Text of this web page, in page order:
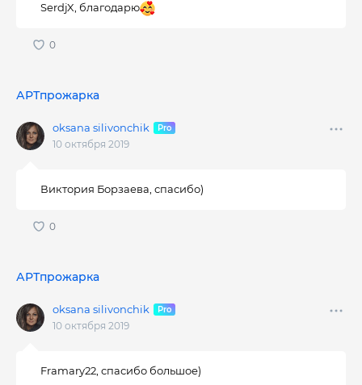
SerdjX, благодарю
АРТпрожарка
oksana silivonchik
10 октября 2019
Виктория Борзаева, спасибо)
АРТпрожарка
oksana silivonchik
10 октября 2019
Framary22, спасибо большое)